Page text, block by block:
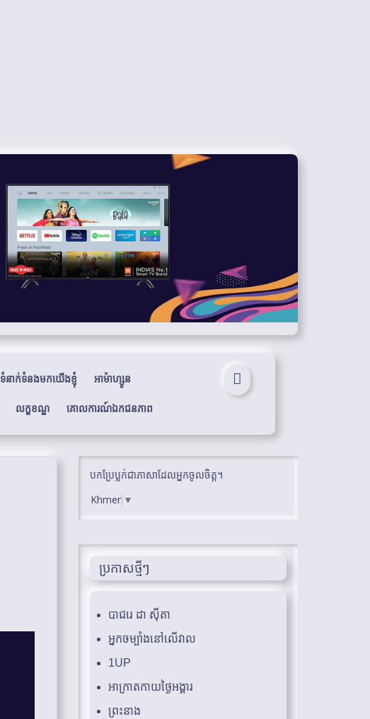
ទំនាក់ទំនងមកយើងខ្ញុំ អាម៉ាហ្សូន
លក្ខខណ្ឌ គោលការណ៍ឯកជនភាព
បកប្រែប្លក់ជាភាសាដែលអ្នកចូលចិត្ត។
Khmer ▼
ប្រកាសថ្មីៗ
បាជរេ ដា ស៊ីតា
អ្នកចម្បាំងនៅលើវាល
1UP
អាក្រាតកាយថ្ងៃអង្គារ
ព្រះនាង